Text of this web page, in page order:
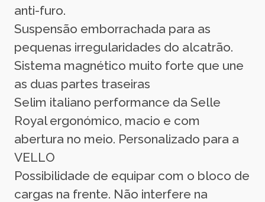
anti-furo.
Suspensão emborrachada para as
pequenas irregularidades do alcatrão.
Sistema magnético muito forte que une
as duas partes traseiras
Selim italiano performance da Selle
Royal ergonómico, macio e com
abertura no meio. Personalizado para a
VELLO
Possibilidade de equipar com o bloco de
cargas na frente. Não interfere na